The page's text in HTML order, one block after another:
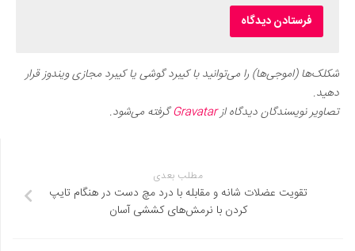
شکلک‌ها (اموجی‌ها) را می‌توانید با کیبرد گوشی یا کیبرد مجازی ویندوز قرار
دهید.
تصاویر نویسندگان دیدگاه ازGravatarگرفته می‌شود.
مطلب بعدی
تقویت عضلات شانه و مقابله با درد مچ دست در هنگام تایپ
کردن با نرمش‌های کششی آسان